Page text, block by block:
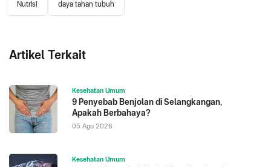
Nutrisi daya tahan tubuh
Artikel Terkait
Kesehatan Umum
9 Penyebab Benjolan di Selangkangan,
Apakah Berbahaya?
05 Agu 2026
Kesehatan Umum